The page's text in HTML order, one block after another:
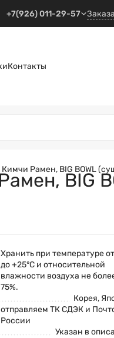
+7(926) 011-29-57
Контакты
Рамен, BIG BOWL
BIG
Хранить при температуре
до +25°С и относительной
влажности воздуха не
75%.
Корея,
отправляем ТК СДЭК и
России
Указан в